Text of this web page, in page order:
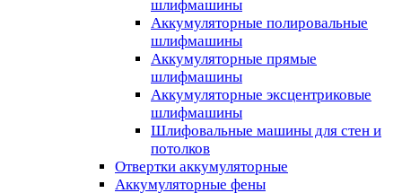
шлифмашины
Аккумуляторные полировальные
шлифмашины
Аккумуляторные прямые
шлифмашины
Аккумуляторные эксцентриковые
шлифмашины
Шлифовальные машины для стен и
потолков
Отвертки аккумуляторные
Аккумуляторные фены